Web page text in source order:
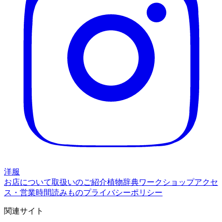
洋服
お店について取扱いのご紹介植物辞典ワークショップアクセ
ス・営業時間読みものプライバシーポリシー
関連サイト